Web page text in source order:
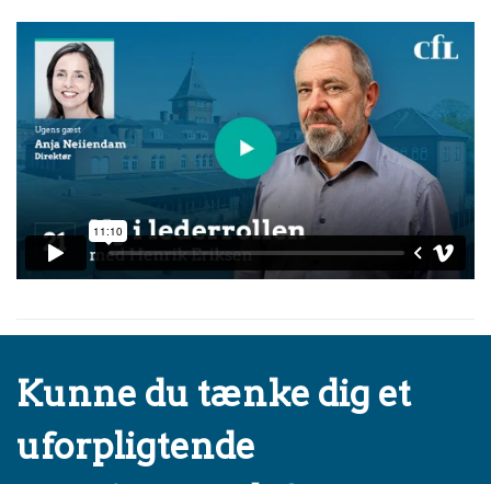
Kunne du tænke dig et
uforpligtende